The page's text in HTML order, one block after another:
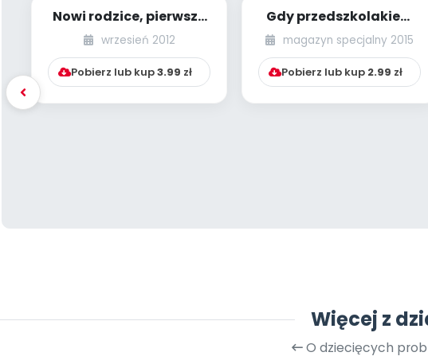
Nowi rodzice, pierwsze
zebrania – strach czy
przyjemnoś...
wrzesień 2012
Pobierz lub kup3.99 zł
Gdy przedszkolakiem
się staję, znaczki w
szatni poznaję...
magazyn specjalny 2015
Pobierz lub kup 2.99 zł
Więcej z
O dziecięcych